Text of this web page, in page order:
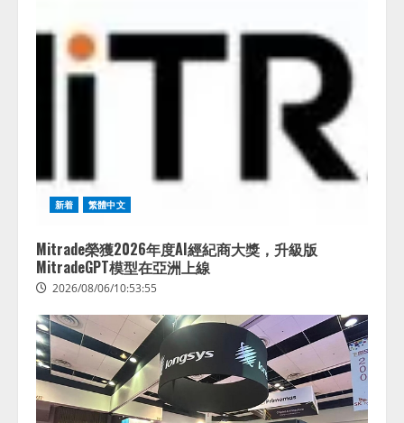
新着 繁體中文
Mitrade榮獲2026年度AI經紀商大獎，升級版
MitradeGPT模型在亞洲上線
2026/08/06/10:53:55